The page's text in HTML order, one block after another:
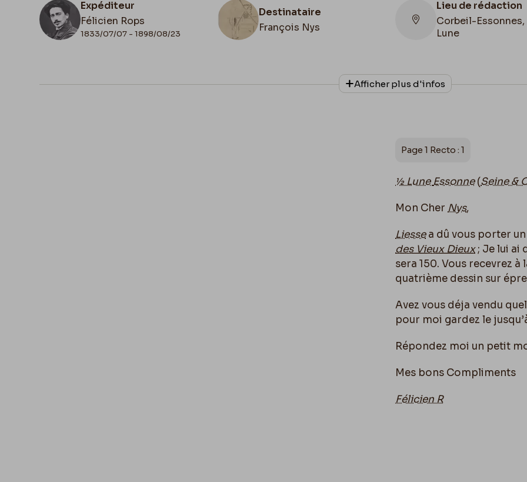
Expéditeur
Félicien Rops
1833/07/07 - 1898/08/23
Destinataire
François Nys
Lieu de rédaction
Corbeil-
Lune
Collationnage
Autographe
Afficher plus d'infos
Page 1 Recto : 1
½ Lune Essonne(Seine &
Mon Cher Nys,
Liessea dû vous porter un
des Vieux Dieux; Je lui ai
sera 150. Vous recevrez
quatrième dessin sur
Avez vous déja vendu
pour moi gardez le
Répondez moi un petit
Mes bons Compliments
Félicien R